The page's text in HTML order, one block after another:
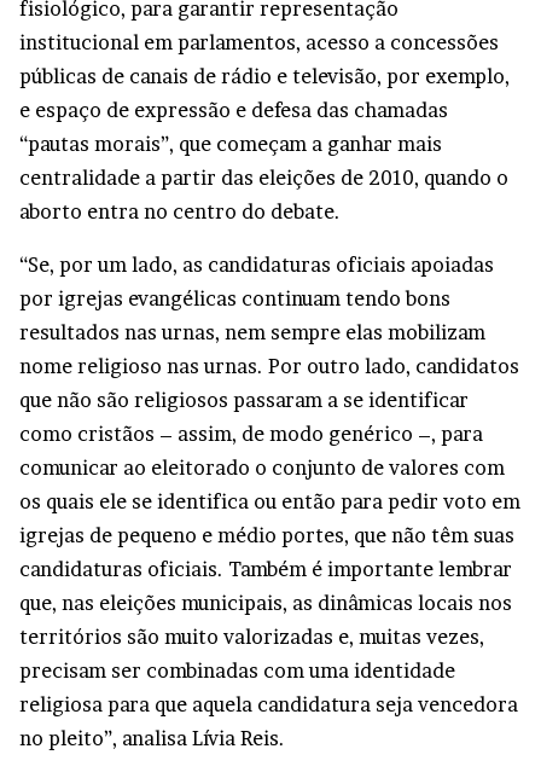
fisiológico, para garantir representação
institucional em parlamentos, acesso a concessões
públicas de canais de rádio e televisão, por exemplo,
e espaço de expressão e defesa das chamadas
“pautas morais”, que começam a ganhar mais
centralidade a partir das eleições de 2010, quando o
aborto entra no centro do debate.
“Se, por um lado, as candidaturas oficiais apoiadas
por igrejas evangélicas continuam tendo bons
resultados nas urnas, nem sempre elas mobilizam
nome religioso nas urnas. Por outro lado, candidatos
que não são religiosos passaram a se identificar
como cristãos – assim, de modo genérico –, para
comunicar ao eleitorado o conjunto de valores com
os quais ele se identifica ou então para pedir voto em
igrejas de pequeno e médio portes, que não têm suas
candidaturas oficiais. Também é importante lembrar
que, nas eleições municipais, as dinâmicas locais nos
territórios são muito valorizadas e, muitas vezes,
precisam ser combinadas com uma identidade
religiosa para que aquela candidatura seja vencedora
no pleito”, analisa Lívia Reis.